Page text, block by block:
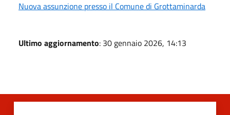
Nuova assunzione presso il Comune di Grottaminarda
Ultimo aggiornamento: 30 gennaio 2026, 14:13